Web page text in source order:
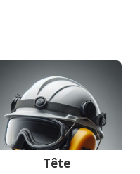
Tête